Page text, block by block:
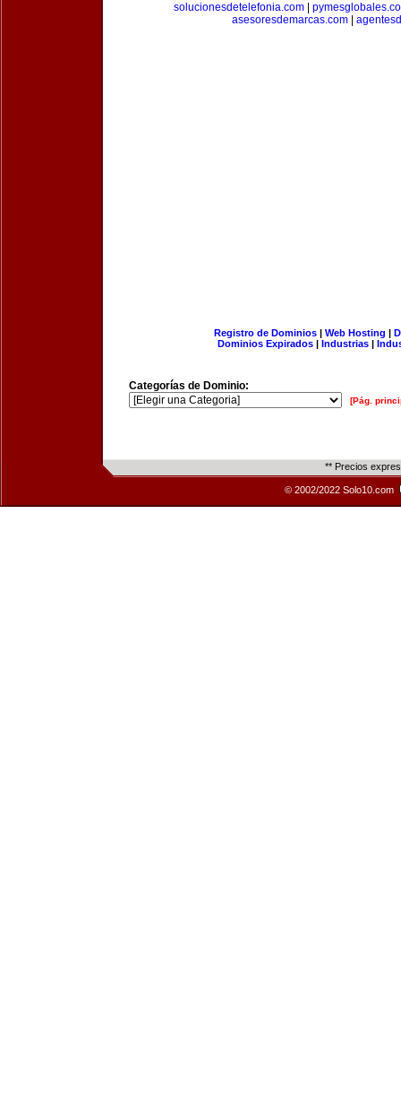
solucionesdetelefonia.com|
asesoresdemarcas.com
Registro de Dominios| Web Hosting |
Dominios Expirados | Industrias |
Categorías de Dominio:
[Pág.
** Precios
© 2002/2022 Solo10.com